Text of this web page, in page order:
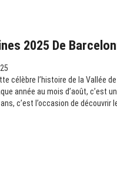
2025 De
célèbre l’histoire de la Vallée
année au mois d’août, c’est
c’est l’occasion de découvrir